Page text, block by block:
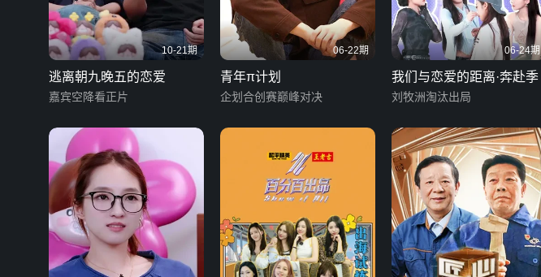
10-21期
逃离朝九晚五的恋爱
嘉宾空降看正片
06-22期
青年π计划
企划合创赛巅峰对决
06-24期
我们与恋爱的距离·奔赴季
刘牧洲淘汰出局